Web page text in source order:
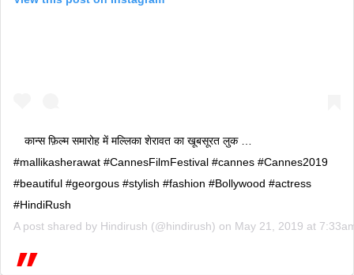
कान्स फ़िल्म समारोह में मल्लिका शेरावत का खूबसूरत लुक …
#mallikasherawat #CannesFilmFestival #cannes #Cannes2019
#beautiful #georgous #stylish #fashion #Bollywood #actress
#HindiRush
A post shared by Hindirush (@hindirush) on May 21, 2019 at